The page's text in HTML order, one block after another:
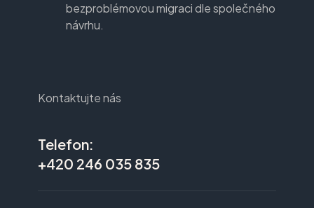
bezproblémovou migraci dle společného
návrhu.
Kontaktujte nás
Telefon:
+420 246 035 835